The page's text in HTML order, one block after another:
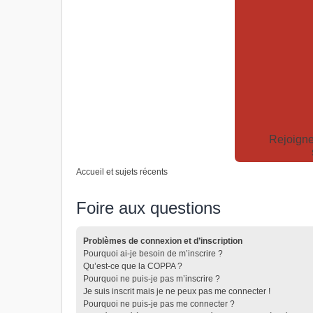
Accueil et sujets récents
Foire aux questions
Problèmes de connexion et d’inscription
Pourquoi ai-je besoin de m’inscrire ?
Qu’est-ce que la COPPA ?
Pourquoi ne puis-je pas m’inscrire ?
Je suis inscrit mais je ne peux pas me connecter !
Pourquoi ne puis-je pas me connecter ?